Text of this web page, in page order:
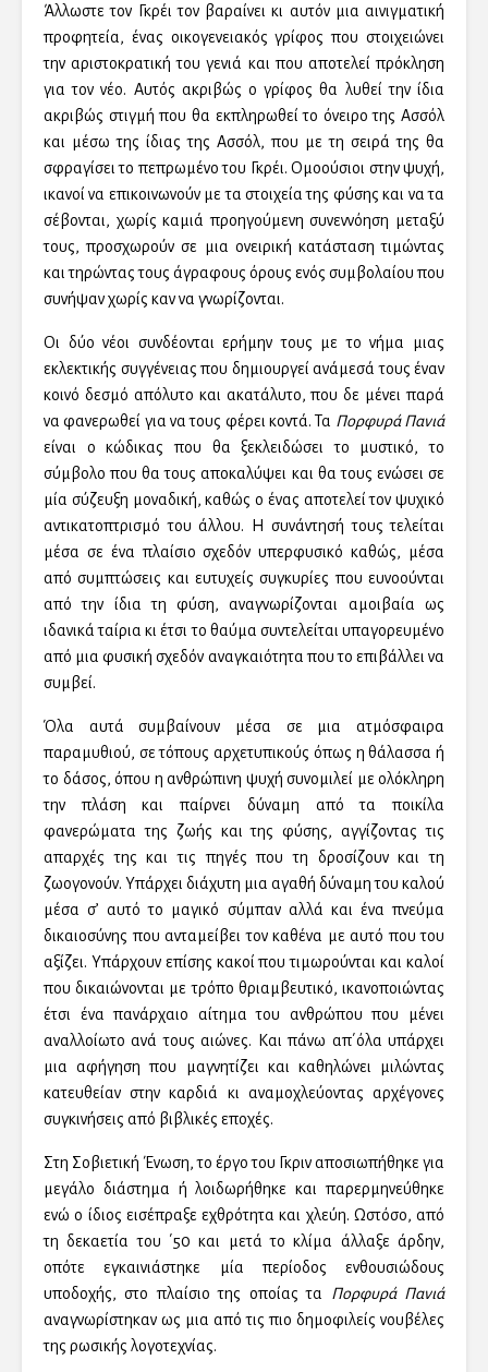
Άλλωστε τον Γκρέι τον βαραίνει κι αυτόν μια αινιγματική
προφητεία, ένας οικογενειακός γρίφος που στοιχειώνει
την αριστοκρατική του γενιά και που αποτελεί πρόκληση
για τον νέο. Αυτός ακριβώς ο γρίφος θα λυθεί την ίδια
ακριβώς στιγμή που θα εκπληρωθεί το όνειρο της Ασσόλ
και μέσω της ίδιας της Ασσόλ, που με τη σειρά της θα
σφραγίσει το πεπρωμένο του Γκρέι. Ομοούσιοι στην ψυχή,
ικανοί να επικοινωνούν με τα στοιχεία της φύσης και να τα
σέβονται, χωρίς καμιά προηγούμενη συνεννόηση μεταξύ
τους, προσχωρούν σε μια ονειρική κατάσταση τιμώντας
και τηρώντας τους άγραφους όρους ενός συμβολαίου που
συνήψαν χωρίς καν να γνωρίζονται.
Οι δύο νέοι συνδέονται ερήμην τους με το νήμα μιας
εκλεκτικής συγγένειας που δημιουργεί ανάμεσά τους έναν
κοινό δεσμό απόλυτο και ακατάλυτο, που δε μένει παρά
να φανερωθεί για να τους φέρει κοντά. Τα Πορφυρά Πανιά
είναι ο κώδικας που θα ξεκλειδώσει το μυστικό, το
σύμβολο που θα τους αποκαλύψει και θα τους ενώσει σε
μία σύζευξη μοναδική, καθώς ο ένας αποτελεί τον ψυχικό
αντικατοπτρισμό του άλλου. Η συνάντησή τους τελείται
μέσα σε ένα πλαίσιο σχεδόν υπερφυσικό καθώς, μέσα
από συμπτώσεις και ευτυχείς συγκυρίες που ευνοούνται
από την ίδια τη φύση, αναγνωρίζονται αμοιβαία ως
ιδανικά ταίρια κι έτσι το θαύμα συντελείται υπαγορευμένο
από μια φυσική σχεδόν αναγκαιότητα που το επιβάλλει να
συμβεί.
Όλα αυτά συμβαίνουν μέσα σε μια ατμόσφαιρα
παραμυθιού, σε τόπους αρχετυπικούς όπως η θάλασσα ή
το δάσος, όπου η ανθρώπινη ψυχή συνομιλεί με ολόκληρη
την πλάση και παίρνει δύναμη από τα ποικίλα
φανερώματα της ζωής και της φύσης, αγγίζοντας τις
απαρχές της και τις πηγές που τη δροσίζουν και τη
ζωογονούν. Υπάρχει διάχυτη μια αγαθή δύναμη του καλού
μέσα σ’ αυτό το μαγικό σύμπαν αλλά και ένα πνεύμα
δικαιοσύνης που ανταμείβει τον καθένα με αυτό που του
αξίζει. Υπάρχουν επίσης κακοί που τιμωρούνται και καλοί
που δικαιώνονται με τρόπο θριαμβευτικό, ικανοποιώντας
έτσι ένα πανάρχαιο αίτημα του ανθρώπου που μένει
αναλλοίωτο ανά τους αιώνες. Και πάνω απ΄όλα υπάρχει
μια αφήγηση που μαγνητίζει και καθηλώνει μιλώντας
κατευθείαν στην καρδιά κι αναμοχλεύοντας αρχέγονες
συγκινήσεις από βιβλικές εποχές.
Στη Σοβιετική Ένωση, το έργο του Γκριν αποσιωπήθηκε για
μεγάλο διάστημα ή λοιδωρήθηκε και παρερμηνεύθηκε
ενώ ο ίδιος εισέπραξε εχθρότητα και χλεύη. Ωστόσο, από
τη δεκαετία του ΄50 και μετά το κλίμα άλλαξε άρδην,
οπότε εγκαινιάστηκε μία περίοδος ενθουσιώδους
υποδοχής, στο πλαίσιο της οποίας τα Πορφυρά Πανιά
αναγνωρίστηκαν ως μια από τις πιο δημοφιλείς νουβέλες
της ρωσικής λογοτεχνίας.